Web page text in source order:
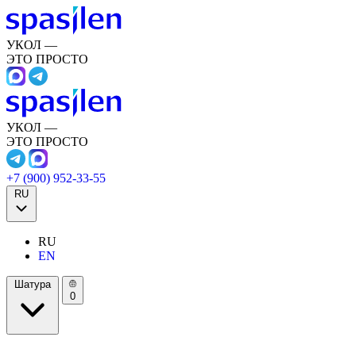
УКОЛ —
ЭТО ПРОСТО
УКОЛ —
ЭТО ПРОСТО
+7 (900) 952-33-55
RU
RU
EN
Шатура
0